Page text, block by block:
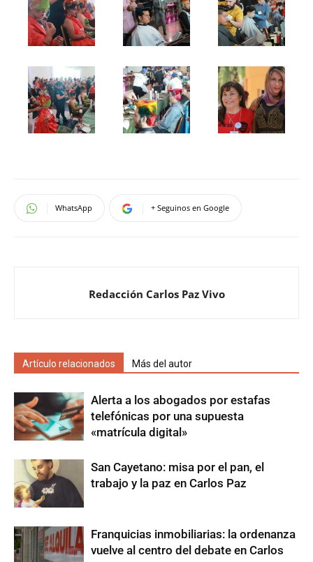
WhatsApp + Seguinos en Google
Redacción Carlos Paz Vivo
Artículo relacionados Más del autor
Alerta a los abogados por estafas
telefónicas por una supuesta
«matrícula digital»
San Cayetano: misa por el pan, el
trabajo y la paz en Carlos Paz
Franquicias inmobiliarias: la ordenanza
vuelve al centro del debate en Carlos